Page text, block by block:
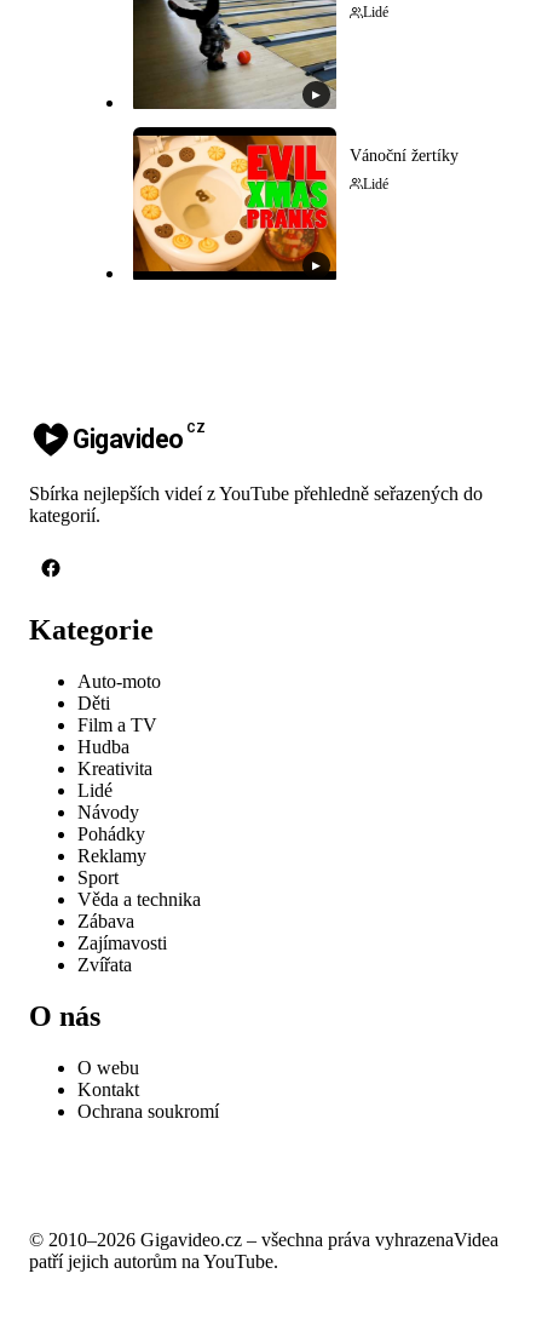
▶
Lidé
▶
Vánoční žertíky
Lidé
Gigavideo CZ
Sbírka nejlepších videí z YouTube přehledně seřazených do
kategorií.
Kategorie
Auto-moto
Děti
Film a TV
Hudba
Kreativita
Lidé
Návody
Pohádky
Reklamy
Sport
Věda a technika
Zábava
Zajímavosti
Zvířata
O nás
O webu
Kontakt
Ochrana soukromí
© 2010–2026 Gigavideo.cz – všechna práva vyhrazenaVidea
patří jejich autorům na YouTube.